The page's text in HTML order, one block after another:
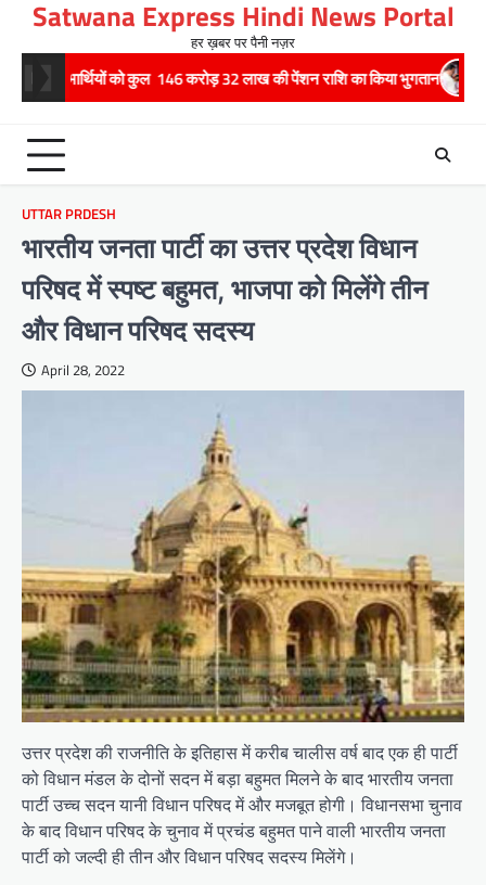
content
Satwana Express Hindi News Portal
हर ख़बर पर पैनी नज़र
को कुल 146 करोड़ 32 लाख की पेंशन राशि का किया भुगतान राष्ट्रीय
UTTAR PRDESH
भारतीय जनता पार्टी का उत्तर प्रदेश विधान
परिषद में स्पष्ट बहुमत, भाजपा को मिलेंगे तीन
और विधान परिषद सदस्य
April 28, 2022
उत्तर प्रदेश की राजनीति के इतिहास में करीब चालीस वर्ष बाद एक ही पार्टी
को विधान मंडल के दोनों सदन में बड़ा बहुमत मिलने के बाद भारतीय जनता
पार्टी उच्च सदन यानी विधान परिषद में और मजबूत होगी। विधानसभा चुनाव
के बाद विधान परिषद के चुनाव में प्रचंड बहुमत पाने वाली भारतीय जनता
पार्टी को जल्दी ही तीन और विधान परिषद सदस्य मिलेंगे।